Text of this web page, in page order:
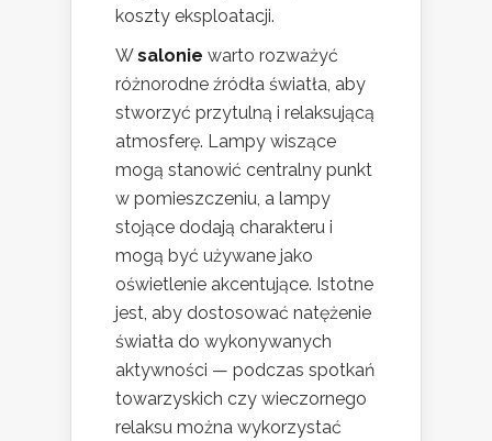
koszty eksploatacji.
Wsalonie warto rozważyć
różnorodne źródła światła, aby
stworzyć przytulną i relaksującą
atmosferę. Lampy wiszące
mogą stanowić centralny punkt
w pomieszczeniu, a lampy
stojące dodają charakteru i
mogą być używane jako
oświetlenie akcentujące. Istotne
jest, aby dostosować natężenie
światła do wykonywanych
aktywności — podczas spotkań
towarzyskich czy wieczornego
relaksu można wykorzystać